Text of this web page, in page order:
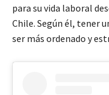
para su vida laboral
Chile. Según él, tener
ser más ordenado y